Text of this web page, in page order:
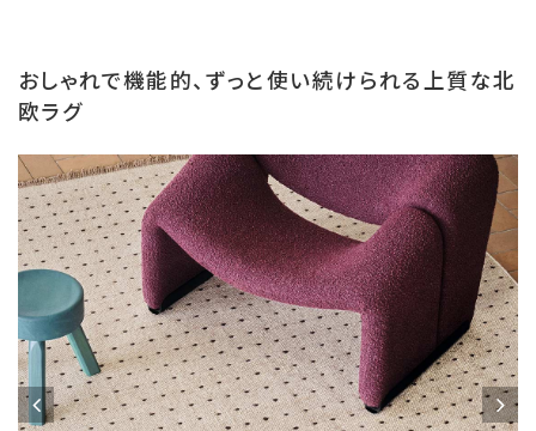
おしゃれで機能的、ずっと使い続けられる上質な北
欧ラグ